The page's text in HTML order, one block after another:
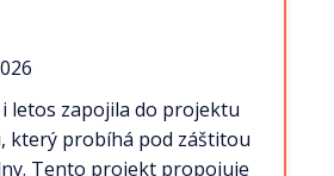
letos zapojila do projektu
který probíhá pod záštitou
Tento projekt propojuje